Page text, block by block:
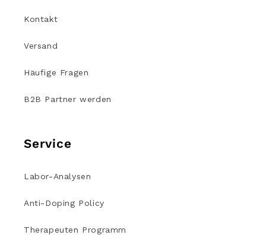
Kontakt
Versand
Häufige Fragen
B2B Partner werden
Service
Labor-Analysen
Anti-Doping Policy
Therapeuten Programm